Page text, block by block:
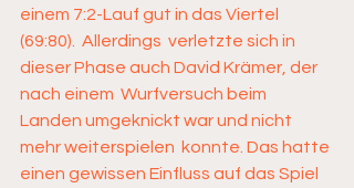
einem 7:2-Lauf gut in das Viertel
(69:80).  Allerdings  verletzte sich in
dieser Phase auch David Krämer, der
nach einem  Wurfversuch beim
Landen umgeknickt war und nicht
mehr weiterspielen  konnte. Das hatte
einen gewissen Einfluss auf das Spiel